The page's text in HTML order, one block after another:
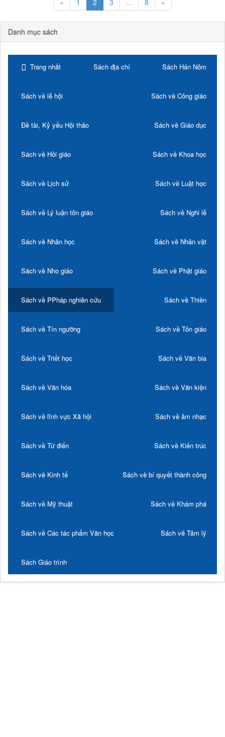
« 1 2 3 ... 8 »
Danh mục sách
Trang nhất Sách địa chí Sách Hán Nôm
Sách về lễ hội Sách về Công giáo
Đề tài, Kỷ yếu Hội thảo Sách về Giáo dục
Sách về Hồi giáo Sách về Khoa học
Sách về Lịch sử Sách về Luật học
Sách về Lý luận tôn giáo Sách về Nghi lễ
Sách về Nhân học Sách về Nhân vật
Sách về Nho giáo Sách về Phật giáo
Sách về PPháp nghiên cứu Sách về Thiền
Sách về Tín ngưỡng Sách về Tôn giáo
Sách về Triết học Sách về Văn bia
Sách về Văn hóa Sách về Văn kiện
Sách về lĩnh vực Xã hội Sách về âm nhạc
Sách về Từ điển Sách về Kiến trúc
Sách về Kinh tế Sách về bí quyết thành công
Sách về Mỹ thuật Sách về Khám phá
Sách về Các tác phẩm Văn học Sách về Tâm lý
Sách Giáo trình